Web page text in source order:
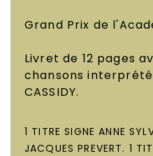
Grand Prix de
Livret de 12 pages
chansons
CASSIDY.
1 TITRE SIGNE ANNE
JACQUES PREVERT. 1